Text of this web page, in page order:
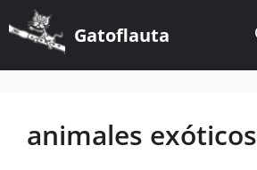
Saltar
al
contenido
Gatoflauta
animales exóticos